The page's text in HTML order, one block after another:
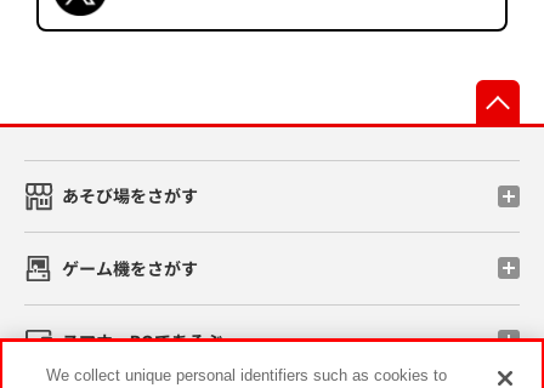
あそび場をさがす
ゲーム機をさがす
スマホ・PCであそぶ
We collect unique personal identifiers such as cookies to